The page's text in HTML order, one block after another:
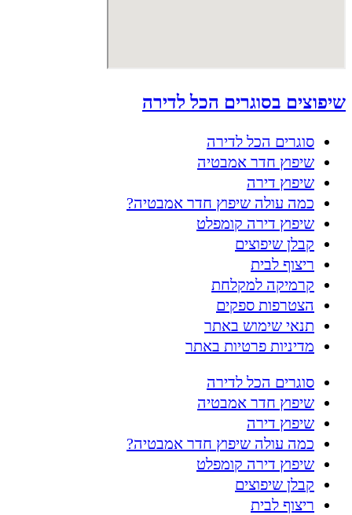
שיפוצים בסוגרים הכל לדירה
סוגרים הכל לדירה
שיפוץ חדר אמבטיה
שיפוץ דירה
כמה עולה שיפוץ חדר אמבטיה?
שיפוץ דירה קומפלט
קבלן שיפוצים
ריצוף לבית
קרמיקה למקלחת
הצטרפות ספקים
תנאי שימוש באתר
מדיניות פרטיות באתר
סוגרים הכל לדירה
שיפוץ חדר אמבטיה
שיפוץ דירה
כמה עולה שיפוץ חדר אמבטיה?
שיפוץ דירה קומפלט
קבלן שיפוצים
ריצוף לבית